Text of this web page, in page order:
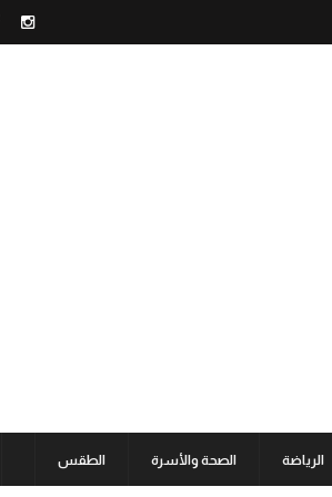
الرياضة الصحة والأسرة الطقس